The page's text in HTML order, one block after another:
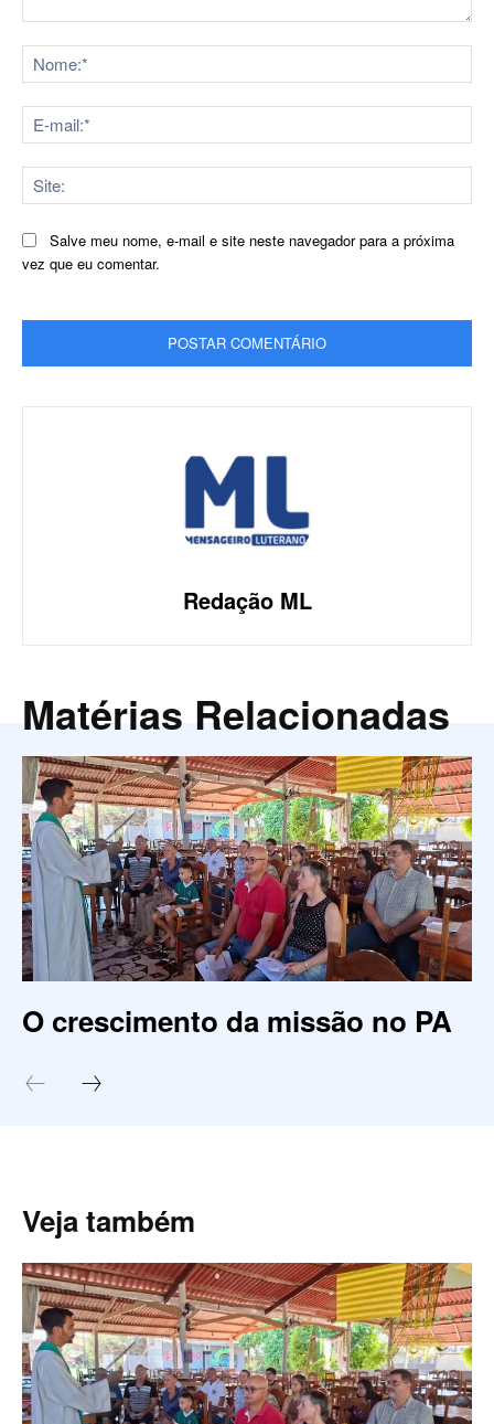
Salve meu nome, e-mail e site neste navegador para a próxima
vez que eu comentar.
Redação ML
Matérias Relacionadas
O crescimento da missão no PA
Veja também